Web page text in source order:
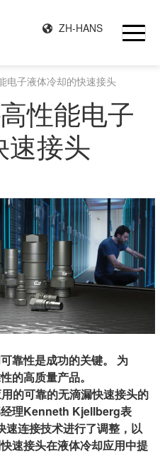
ZH-HANS
电子液体冷却的快速接头
性能电子
速接头
靠性是成功的关键。 为
的高质量产品。
的可靠的无滴漏快速接头的
理Kenneth Kjellberg表
速连接技术进行了调整，以
速接头在液体冷却应用中提